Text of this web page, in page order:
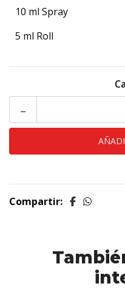
10 ml Spray
5 ml Roll
-
Compartir: